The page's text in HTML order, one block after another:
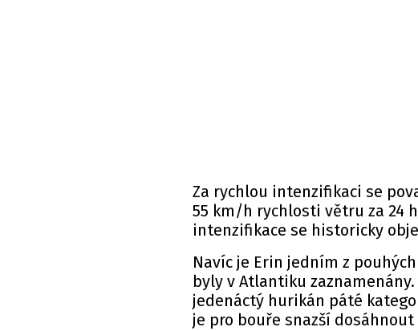
Za rychlou intenzifikaci se
55 km/h rychlosti větru za 24
intenzifikace se historicky
Navíc je Erin jedním z
byly v Atlantiku
jedenáctý hurikán páté
je pro bouře snazší